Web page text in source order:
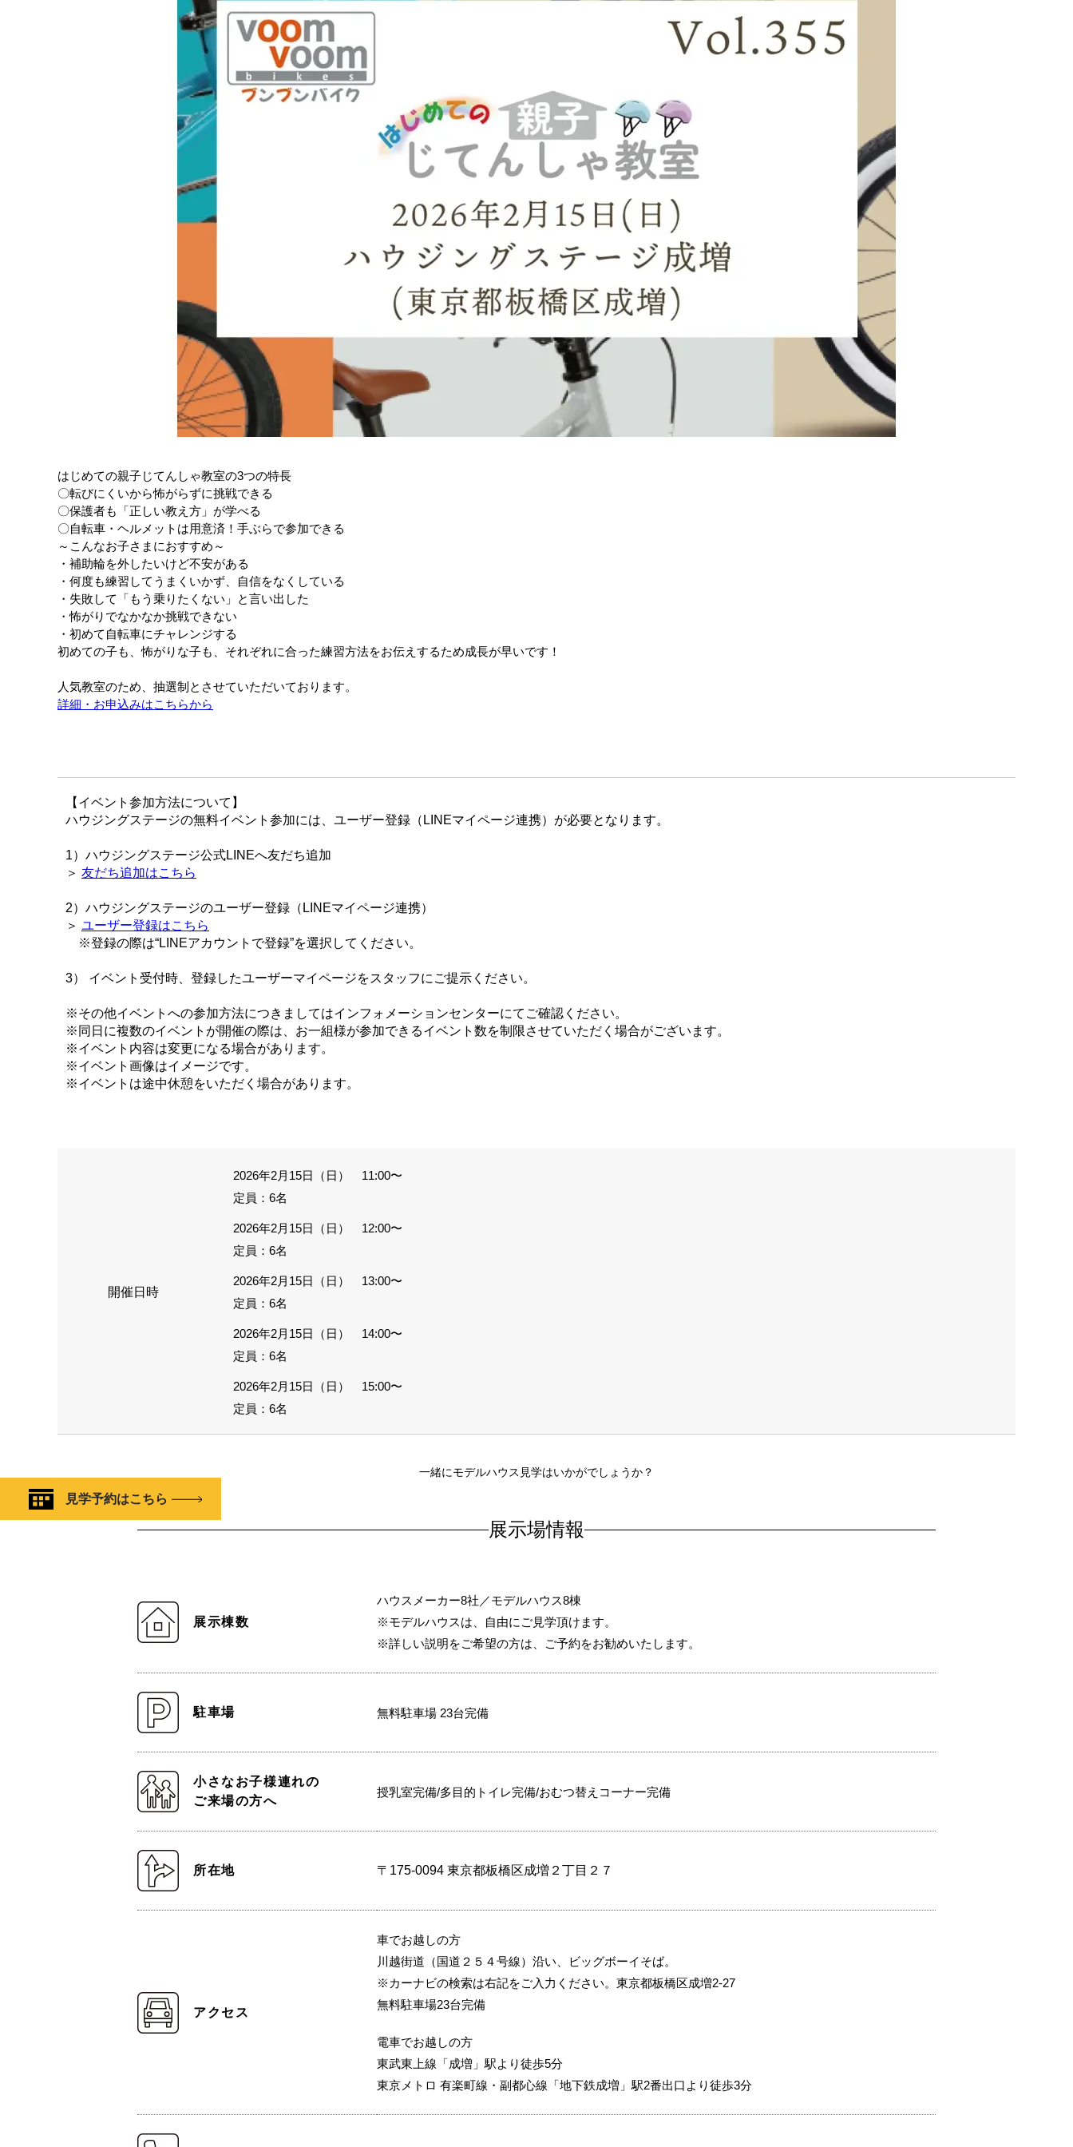
はじめての親子じてんしゃ教室の3つの特長
〇転びにくいから怖がらずに挑戦できる
〇保護者も「正しい教え方」が学べる
〇自転車・ヘルメットは用意済！手ぶらで参加できる
～こんなお子さまにおすすめ～
・補助輪を外したいけど不安がある
・何度も練習してうまくいかず、自信をなくしている
・失敗して「もう乗りたくない」と言い出した
・怖がりでなかなか挑戦できない
・初めて自転車にチャレンジする
初めての子も、怖がりな子も、それぞれに合った練習方法をお伝えするため成長が早いです！
人気教室のため、抽選制とさせていただいております。
詳細・お申込みはこちらから
【イベント参加方法について】
ハウジングステージの無料イベント参加には、ユーザー登録（LINEマイページ連携）が必要となります。
1）ハウジングステージ公式LINEへ友だち追加
＞ 友だち追加はこちら
2）ハウジングステージのユーザー登録（LINEマイページ連携）
＞ ユーザー登録はこちら
※登録の際は“LINEアカウントで登録”を選択してください。
3） イベント受付時、登録したユーザーマイページをスタッフにご提示ください。
※その他イベントへの参加方法につきましてはインフォメーションセンターにてご確認ください。
※同日に複数のイベントが開催の際は、お一組様が参加できるイベント数を制限させていただく場合がございます。
※イベント内容は変更になる場合があります。
※イベント画像はイメージです。
※イベントは途中休憩をいただく場合があります。
開催日時
2026年2月15日（日） 11:00〜
定員：6名
2026年2月15日（日） 12:00〜
定員：6名
2026年2月15日（日） 13:00〜
定員：6名
2026年2月15日（日） 14:00〜
定員：6名
2026年2月15日（日） 15:00〜
定員：6名
一緒にモデルハウス見学はいかがでしょうか？
見学予約はこちら
展示場情報
展示棟数
ハウスメーカー8社／モデルハウス8棟
※モデルハウスは、自由にご見学頂けます。
※詳しい説明をご希望の方は、ご予約をお勧めいたします。
駐車場 無料駐車場 23台完備
小さなお子様連れの
ご来場の方へ
授乳室完備/多目的トイレ完備/おむつ替えコーナー完備
所在地 〒175-0094 東京都板橋区成増２丁目２７
アクセス
車でお越しの方
川越街道（国道２５４号線）沿い、ビッグボーイそば。
※カーナビの検索は右記をご入力ください。東京都板橋区成増2-27
無料駐車場23台完備
電車でお越しの方
東武東上線「成増」駅より徒歩5分
東京メトロ 有楽町線・副都心線「地下鉄成増」駅2番出口より徒歩3分